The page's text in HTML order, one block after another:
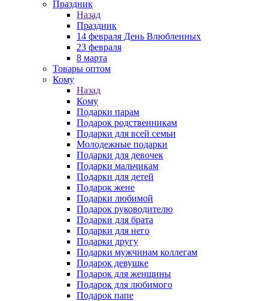
Праздник
Назад
Праздник
14 февраля День Влюбленных
23 февраля
8 марта
Товары оптом
Кому
Назад
Кому
Подарки парам
Подарок родственникам
Подарки для всей семьи
Молодежные подарки
Подарки для девочек
Подарки мальчикам
Подарки для детей
Подарок жене
Подарки любимой
Подарок руководителю
Подарки для брата
Подарки для него
Подарки другу
Подарки мужчинам коллегам
Подарок девушке
Подарок для женщины
Подарок для любимого
Подарок папе